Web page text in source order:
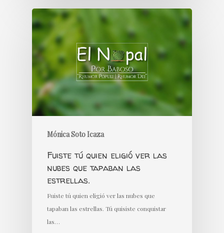
Mónica Soto Icaza
Fuiste tú quien eligió ver las
nubes que tapaban las
estrellas.
Fuiste tú quien eligió ver las nubes que
tapaban las estrellas. Tú quisiste conquistar
las…